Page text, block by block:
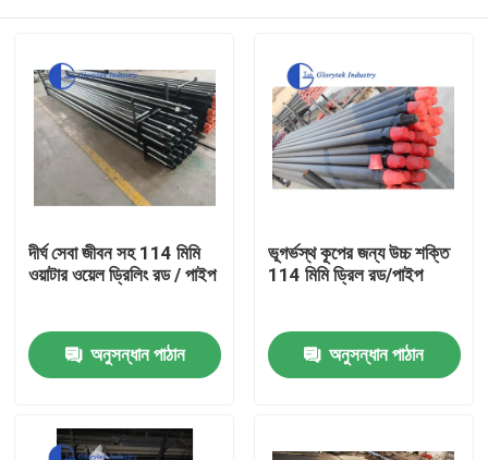
দীর্ঘ সেবা জীবন সহ 114 মিমি
ওয়াটার ওয়েল ড্রিলিং রড / পাইপ
অনুসন্ধান পাঠান
ভূগর্ভস্থ কূপের জন্য উচ্চ শক্তি
114 মিমি ড্রিল রড/পাইপ
অনুসন্ধান পাঠান